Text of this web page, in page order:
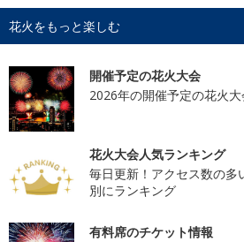
花火をもっと楽しむ
開催予定の花火大会
2026年の開催予定の花火
花火大会人気ランキング
毎日更新！アクセス数の多
別にランキング
有料席のチケット情報